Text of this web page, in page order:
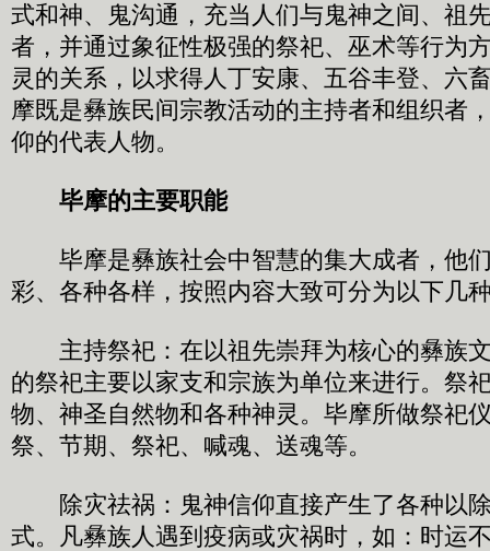
式和神、鬼沟通，充当人们与鬼神之间、祖
者，并通过象征性极强的祭祀、巫术等行为
灵的关系，以求得人丁安康、五谷丰登、六
摩既是彝族民间宗教活动的主持者和组织者
仰的代表人物。
毕摩的主要职能
毕摩是彝族社会中智慧的集大成者，他
彩、各种各样，按照内容大致可分为以下几
主持祭祀：在以祖先崇拜为核心的彝族
的祭祀主要以家支和宗族为单位来进行。祭
物、神圣自然物和各种神灵。毕摩所做祭祀
祭、节期、祭祀、喊魂、送魂等。
除灾祛祸：鬼神信仰直接产生了各种以
式。凡彝族人遇到疫病或灾祸时，如：时运